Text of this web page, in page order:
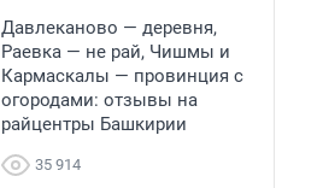
Давлеканово — деревня,
Раевка — не рай, Чишмы и
Кармаскалы — провинция с
огородами: отзывы на
райцентры Башкирии
35 914